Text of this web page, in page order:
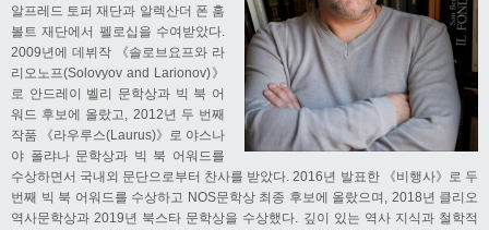
알프레드 토퍼 재단과 알렉산더 폰 훔
볼트 재단에서 펠로십을 수여받았다.
2009년에 데뷔작 《솔로브요프와 라
리오노프(Solovyov and Larionov)》
로 안드레이 벨리 문학상과 빅 북 어
워드 후보에 올랐고, 2012년 두 번째
작품 《라우루스(Laurus)》로 야스나
야 폴랴나 문학상과 빅 북 어워드를
수상하면서 국내외 문단으로부터 찬사를 받았다. 2016년 발표한 《비행사》로 두
번째 빅 북 어워드를 수상하고 NOS문학상 최종 후보에 올랐으며, 2018년 클리오
역사문학상과 2019년 북스타 문학상을 수상했다. 깊이 있는 역사 지식과 철학적